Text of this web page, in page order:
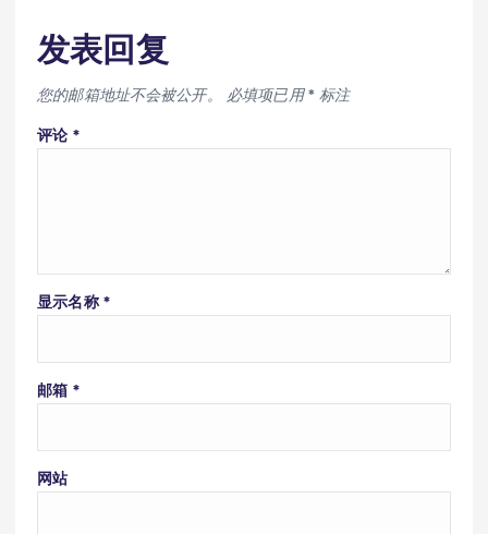
发表回复
您的邮箱地址不会被公开。 必填项已用* 标注
评论 *
显示名称 *
邮箱 *
网站